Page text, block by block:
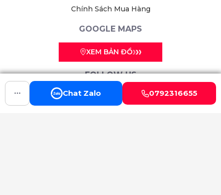
Chính Sách Mua Hàng
GOOGLE MAPS
XEM BẢN ĐỒ
FOLLOW US
Chat Zalo 0792316655